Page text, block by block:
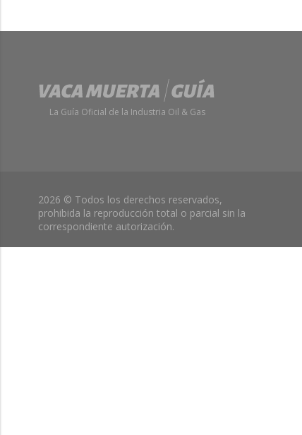
La Guía Oficial de la Industria Oil & Gas
2026 © Todos los derechos reservados,
prohibida la reproducción total o parcial sin la
correspondiente autorización.